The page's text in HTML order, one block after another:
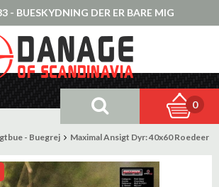
- BUESKYDNING DER ER BARE MIG
0
- Buegrej Maximal Ansigt Dyr: 40x60 Roedeer